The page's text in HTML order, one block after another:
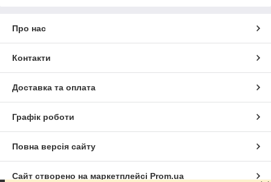
Про нас
Контакти
Доставка та оплата
Графік роботи
Повна версія сайту
Сайт створено на маркетплейсі Prom.ua